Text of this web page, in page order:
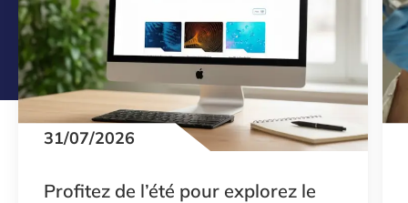
31/07/2026
Profitez de l’été pour explorez le